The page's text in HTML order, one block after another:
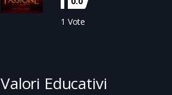
di Gesù di Nazareth che
dal sinedrio di
1 Vote
Valori Educativi